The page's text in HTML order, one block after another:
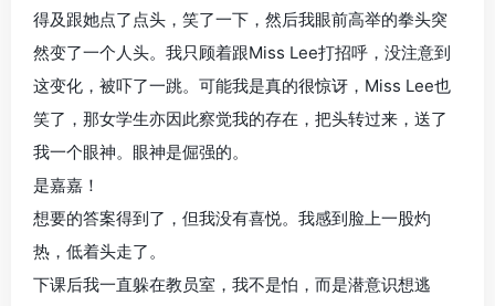
得及跟她点了点头，笑了一下，然后我眼前高举的拳头突
然变了一个人头。我只顾着跟Miss Lee打招呼，没注意到
这变化，被吓了一跳。可能我是真的很惊讶，Miss Lee也
笑了，那女学生亦因此察觉我的存在，把头转过来，送了
我一个眼神。眼神是倔强的。
是嘉嘉！
想要的答案得到了，但我没有喜悦。我感到脸上一股灼
热，低着头走了。
下课后我一直躲在教员室，我不是怕，而是潜意识想逃